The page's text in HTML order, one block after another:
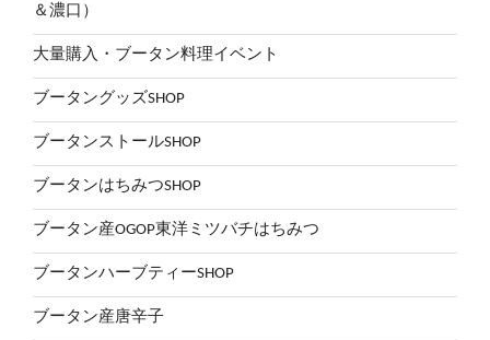
＆濃口）
大量購入・ブータン料理イベント
ブータングッズSHOP
ブータンストールSHOP
ブータンはちみつSHOP
ブータン産OGOP東洋ミツバチはちみつ
ブータンハーブティーSHOP
ブータン産唐辛子